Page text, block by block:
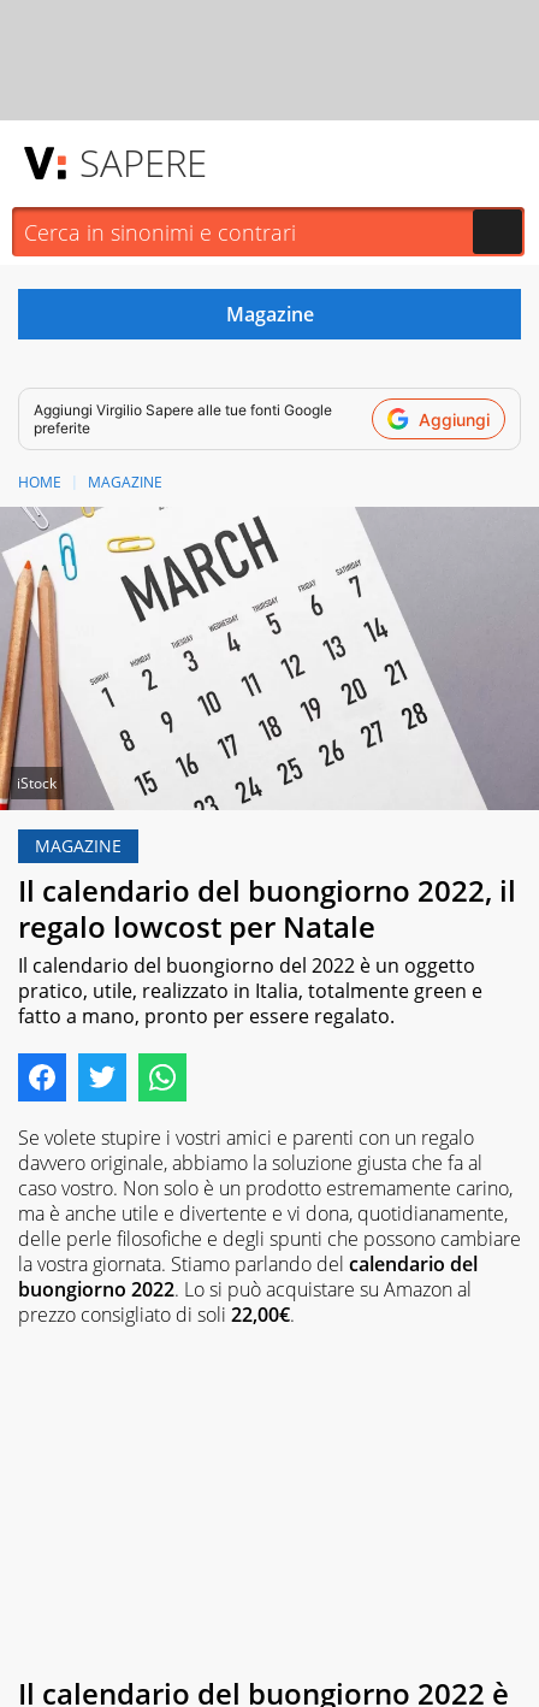
SAPERE
Aggiungi Virgilio Sapere alle tue fonti Google
preferite
Aggiungi
HOME MAGAZINE
iStock
MAGAZINE
Il calendario del buongiorno 2022, il
regalo lowcost per Natale
Il calendario del buongiorno del 2022 è un oggetto
pratico, utile, realizzato in Italia, totalmente green e
fatto a mano, pronto per essere regalato.
Se volete stupire i vostri amici e parenti con un regalo
davvero originale, abbiamo la soluzione giusta che fa al
caso vostro. Non solo è un prodotto estremamente carino,
ma è anche utile e divertente e vi dona, quotidianamente,
delle perle filosofiche e degli spunti che possono cambiare
la vostra giornata. Stiamo parlando del calendario del
buongiorno 2022. Lo si può acquistare su Amazon al
prezzo consigliato di soli 22,00€.
Il calendario del buongiorno 2022 è